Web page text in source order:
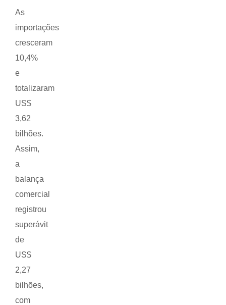
As
importações
cresceram
10,4%
e
totalizaram
US$
3,62
bilhões.
Assim,
a
balança
comercial
registrou
superávit
de
US$
2,27
bilhões,
com